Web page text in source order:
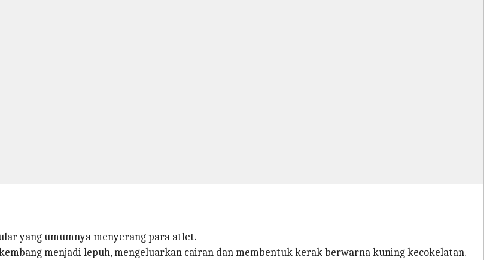
yang umumnya menyerang para atlet.
menjadi lepuh, mengeluarkan cairan dan membentuk kerak berwarna kuning kecokelatan.